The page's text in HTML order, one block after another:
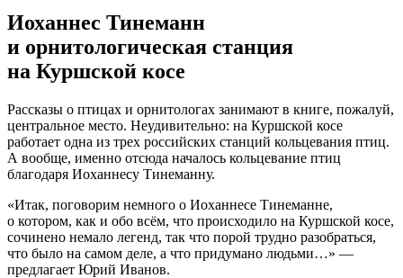
Иоханнес Тинеманн
и орнитологическая станция
на Куршской косе
Рассказы о птицах и орнитологах занимают в книге, пожалуй,
центральное место. Неудивительно: на Куршской косе
работает одна из трех российских станций кольцевания птиц.
А вообще, именно отсюда началось кольцевание птиц
благодаря Иоханнесу Тинеманну.
«Итак, поговорим немного о Иоханнесе Тинеманне,
о котором, как и обо всём, что происходило на Куршской косе,
сочинено немало легенд, так что порой трудно разобраться,
что было на самом деле, а что придумано людьми…» —
предлагает Юрий Иванов.